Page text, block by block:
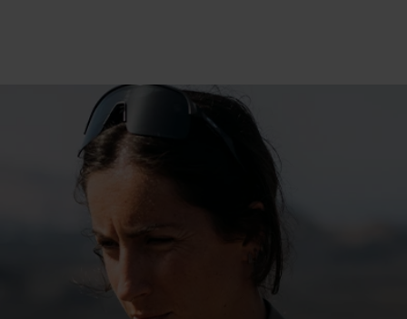
10°
5°
0°
-5°
5°
0°
-5°